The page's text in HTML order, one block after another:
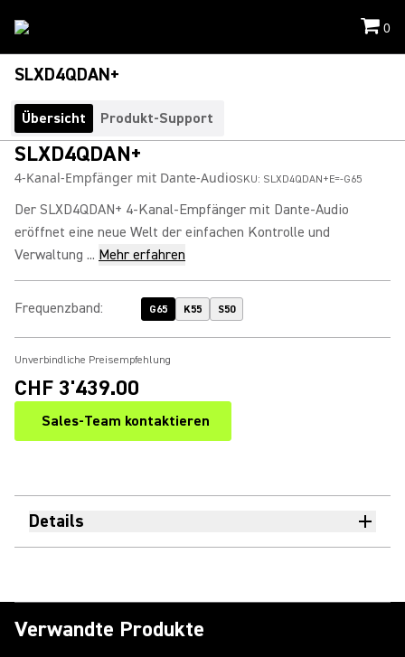
0
SLXD4QDAN+
Übersicht Produkt-Support
SLXD4QDAN+
4-Kanal-Empfänger mit Dante-AudioSKU: SLXD4QDAN+E=-G65
Der SLXD4QDAN+ 4-Kanal-Empfänger mit Dante-Audio
eröffnet eine neue Welt der einfachen Kontrolle und
Verwaltung ... Mehr erfahren
Frequenzband: G65 K55 S50
Unverbindliche Preisempfehlung
CHF 3'439.00
Sales-Team kontaktieren
Details
Verwandte Produkte